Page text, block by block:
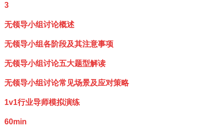
3
无领导小组讨论概述
无领导小组各阶段及其注意事项
无领导小组讨论五大题型解读
无领导小组讨论常见场景及应对策略
1v1行业导师模拟演练
60min